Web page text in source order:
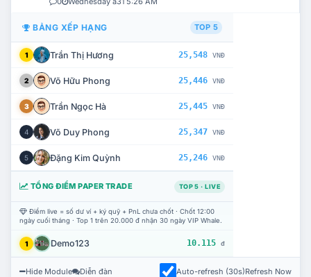
BẢNG XẾP HẠNG TOP 5
1 Trần Thị Hương 25,548 VNĐ
2 Võ Hữu Phong 25,446 VNĐ
3 Trần Ngọc Hà 25,445 VNĐ
4 Võ Duy Phong 25,347 VNĐ
5 Đặng Kim Quỳnh 25,246 VNĐ
TỔNG ĐIỂM PAPER TRADE TOP 5 · LIVE
Điểm live = số dư ví + ký quỹ + PnL chưa chốt · Chốt 12:00
ngày cuối tháng · Top 1 trên 20.000 đ nhận 30 ngày VIP Whale.
1 Demo123 10.115 đ
Hide Module Diễn đàn Auto-refresh (30s)Refresh Now